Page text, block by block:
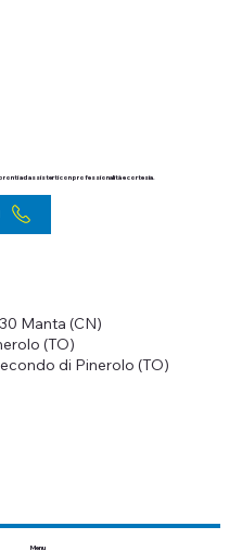
ad assisterti con professionalità e cortesia.
Manta (CN)
di Pinerolo (TO)
(TO)
Menu